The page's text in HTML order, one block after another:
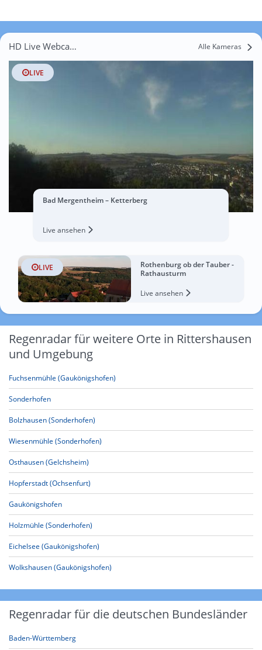
HD Live Webcams Rittershausen Alle Kameras
LIVE
Bad Mergentheim – Ketterberg
Live ansehen
LIVE
Rothenburg ob der Tauber -
Rathausturm
Live ansehen
Regenradar für weitere Orte in Rittershausen
und Umgebung
Fuchsenmühle (Gaukönigshofen)
Sonderhofen
Bolzhausen (Sonderhofen)
Wiesenmühle (Sonderhofen)
Osthausen (Gelchsheim)
Hopferstadt (Ochsenfurt)
Gaukönigshofen
Holzmühle (Sonderhofen)
Eichelsee (Gaukönigshofen)
Wolkshausen (Gaukönigshofen)
Regenradar für die deutschen Bundesländer
Baden-Württemberg